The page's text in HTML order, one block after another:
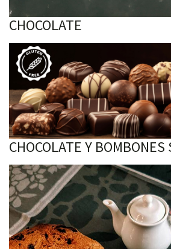
CHOCOLATE
CHOCOLATE Y BOMBONES